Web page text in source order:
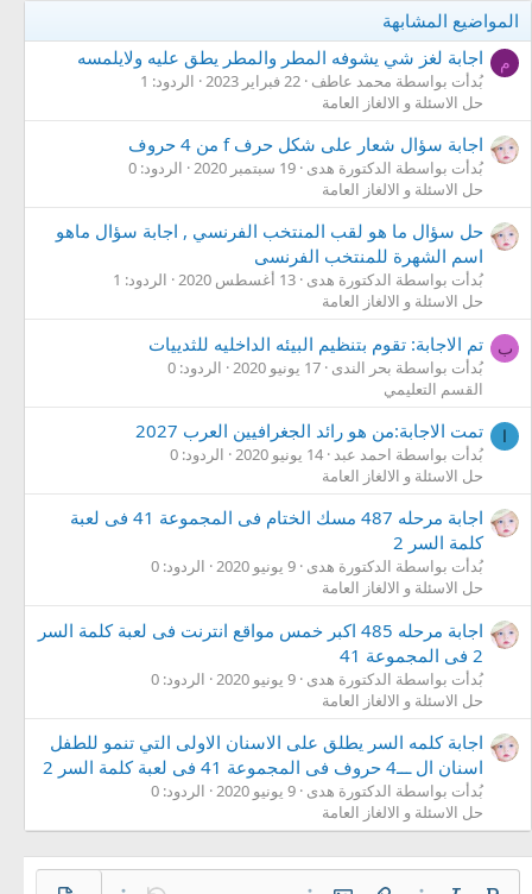
المواضيع المشابهة
م اجابة لغز شي يشوفه المطر والمطر يطق عليه ولايلمسه
بُدأت بواسطة محمد عاطف 22 فبراير 2023
الردود: 1
حل الاسئلة و الالغاز العامة
اجابة سؤال شعار على شكل حرف f من 4 حروف
بُدأت بواسطة الدكتورة هدى 19 سبتمبر 2020
الردود: 0
حل الاسئلة و الالغاز العامة
حل سؤال ما هو لقب المنتخب الفرنسي , اجابة سؤال ماهو
اسم الشهرة للمنتخب الفرنسى
بُدأت بواسطة الدكتورة هدى 13 أغسطس 2020
الردود: 1
حل الاسئلة و الالغاز العامة
ب تم الاجابة: تقوم بتنظيم البيئه الداخليه للثدييات
بُدأت بواسطة بحر الندى 17 يونيو 2020
الردود: 0
القسم التعليمي
ا تمت الاجابة:من هو رائد الجغرافيين العرب 2027
بُدأت بواسطة احمد عبد 14 يونيو 2020
الردود: 0
حل الاسئلة و الالغاز العامة
اجابة مرحله 487 مسك الختام فى المجموعة 41 فى لعبة
كلمة السر 2
بُدأت بواسطة الدكتورة هدى 9 يونيو 2020
الردود: 0
حل الاسئلة و الالغاز العامة
اجابة مرحله 485 اكبر خمس مواقع انترنت فى لعبة كلمة السر
2 فى المجموعة 41
بُدأت بواسطة الدكتورة هدى 9 يونيو 2020
الردود: 0
حل الاسئلة و الالغاز العامة
اجابة كلمه السر يطلق على الاسنان الاولى التي تنمو للطفل
اسنان ال ـــ4 حروف فى المجموعة 41 فى لعبة كلمة السر 2
بُدأت بواسطة الدكتورة هدى 9 يونيو 2020
الردود: 0
حل الاسئلة و الالغاز العامة